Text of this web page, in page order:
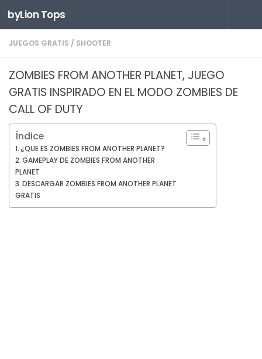
Saltar al contenido
byLion Tops
JUEGOS GRATIS / SHOOTER
ZOMBIES FROM ANOTHER PLANET, JUEGO
GRATIS INSPIRADO EN EL MODO ZOMBIES DE
CALL OF DUTY
Índice
¿QUE ES ZOMBIES FROM ANOTHER PLANET?
GAMEPLAY DE ZOMBIES FROM ANOTHER
PLANET
DESCARGAR ZOMBIES FROM ANOTHER PLANET
GRATIS